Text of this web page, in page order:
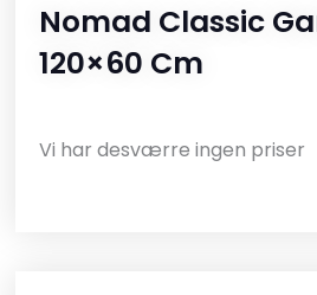
Nomad Classic
120×60 Cm
Vi har desværre ingen priser